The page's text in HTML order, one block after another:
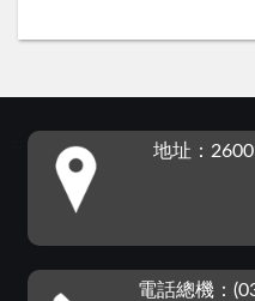
地址：
電話總機：